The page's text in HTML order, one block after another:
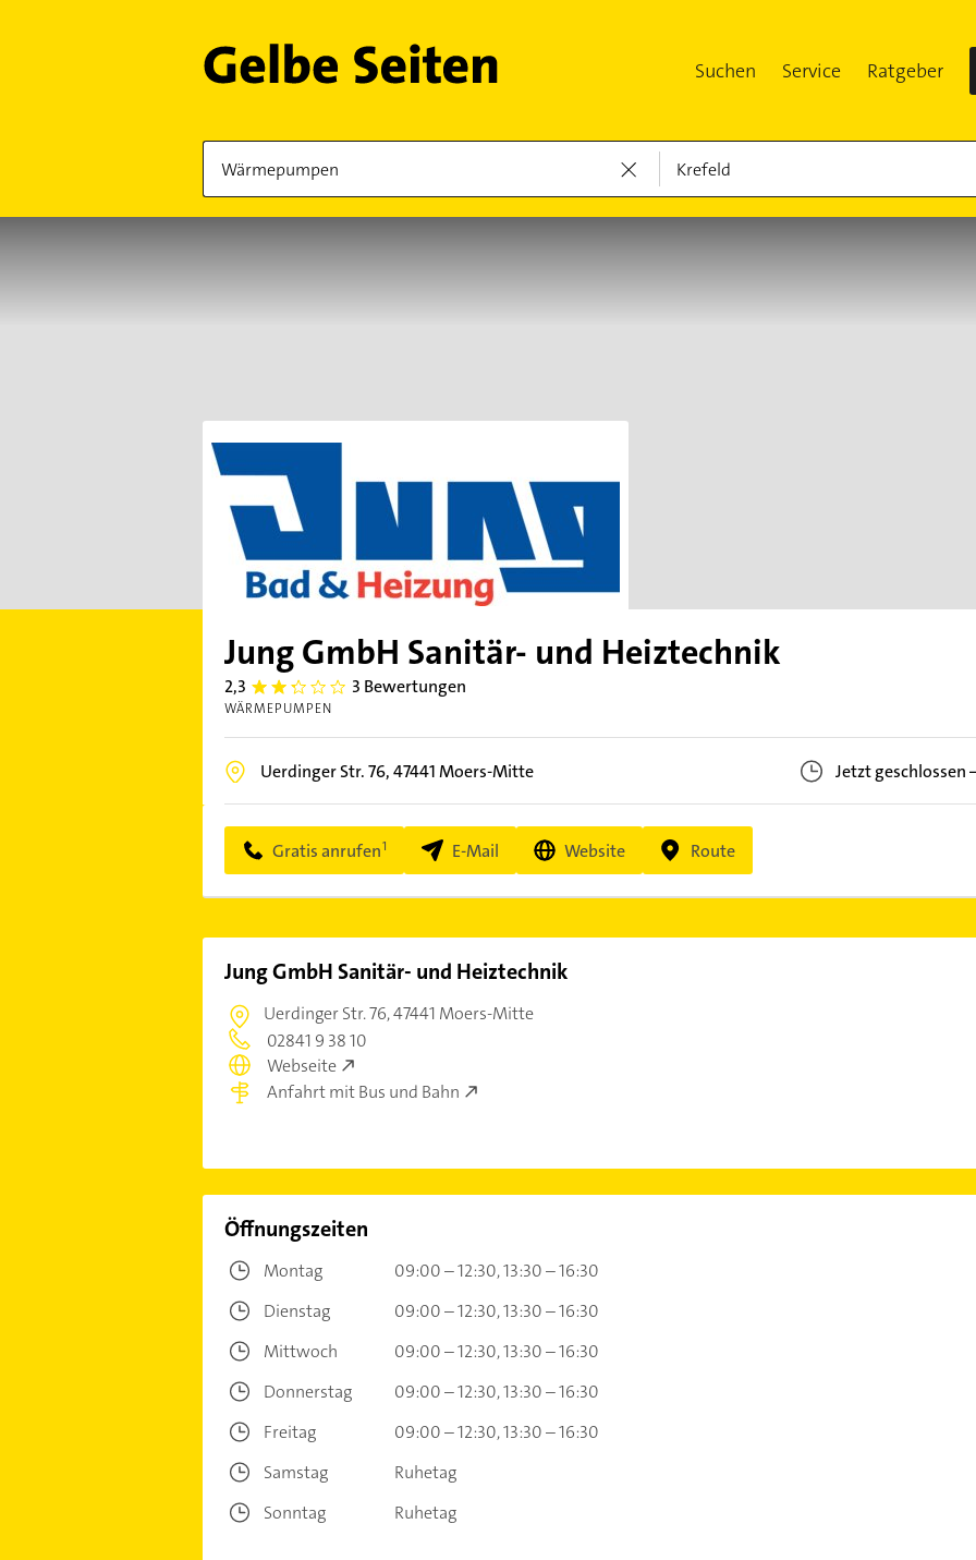
Suchen Service Ratgeber
Jung GmbH Sanitär- und Heiztechnik
2,3 2.3 3 Bewertungen
WÄRMEPUMPEN
Uerdinger Str. 76,47441Moers-Mitte Jetzt geschlossen
Gratis anrufen E-Mail Website Route
Jung GmbH Sanitär- und Heiztechnik
Uerdinger Str. 76,47441 Moers-Mitte
02841 9 38 10
Webseite
Anfahrt mit Bus und Bahn
Öffnungszeiten
Montag 09:00 – 12:30 13:30 – 16:30
Dienstag
09:00 – 12:30 13:30 – 16:30
Mittwoch
09:00 – 12:30 13:30 – 16:30
Donnerstag
09:00 – 12:30 13:30 – 16:30
Freitag
09:00 – 12:30 13:30 – 16:30
Samstag
Ruhetag
Sonntag
Ruhetag